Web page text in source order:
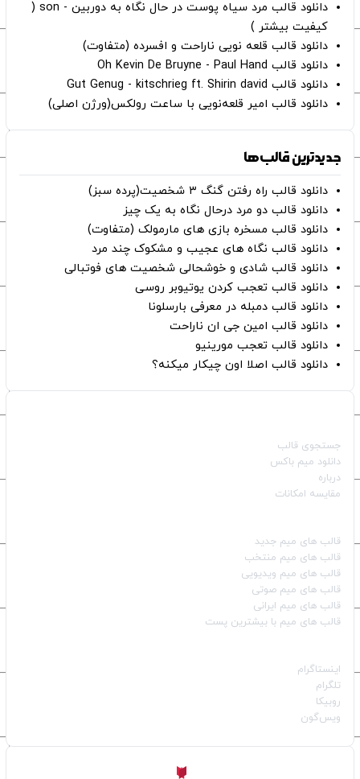
دانلود قالب مرد سیاه پوست در حال نگاه به دوربین - son (
کیفیت بیشتر )
دانلود قالب قلعه نویی ناراحت و افسرده (متفاوت)
دانلود قالب Oh Kevin De Bruyne - Paul Hand
دانلود قالب Gut Genug - kitschrieg ft. Shirin david
دانلود قالب امیر قلعه‌نویی با ساعت رولکس(ورژن اصلی)
جدیدترین قالب‌ها
دانلود قالب راه رفتن گنگ ۳ شخصیت(پرده سبز)
دانلود قالب دو مرد درحال نگاه به یک چیز
دانلود قالب مسخره بازی های مارمولک (متفاوت)
دانلود قالب نگاه های عجیب و مشکوک چند مرد
دانلود قالب شادی و خوشحالی شخصیت های فوتبالی
دانلود قالب تعجب کردن یوتیوبر روسی
دانلود قالب دمبله در معرفی بارسلونا
دانلود قالب امین جی ان ناراحت
دانلود قالب تعجب مورینیو
دانلود قالب اصلا اون چیکار میکنه؟
جستجوی قالب
دانلود میم باکس
درباره
مقایسه امکانات
قالب‌ های میم جدید
قالب‌ های میم منتخب
قالب‌ های میم ویدیویی
قالب‌ های میم صوتی
قالب‌ های میم ایرانی
قالب‌ های میم با بیشترین پست
اینستاگرام
تلگرام
روبیکا
ویس‌گون